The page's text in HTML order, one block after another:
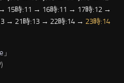
15時:11 → 16時:11 → 17時:12 →
→ 21時:13 → 22時:14 → 23時:14
」